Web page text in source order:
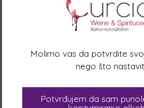
Na
prve
Molimo vas da potvrdite
nego što
Potvrđujem da sam